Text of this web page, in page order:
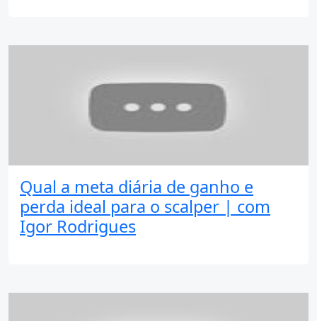
Qual a meta diária de ganho e
perda ideal para o scalper | com
Igor Rodrigues